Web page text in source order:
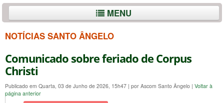
MENU
NOTÍCIAS SANTO ÂNGELO
Comunicado sobre feriado de Corpus
Christi
Publicado em Quarta, 03 de Junho de 2026, 15h47 | por Ascom Santo Ângelo | Voltar à
página anterior